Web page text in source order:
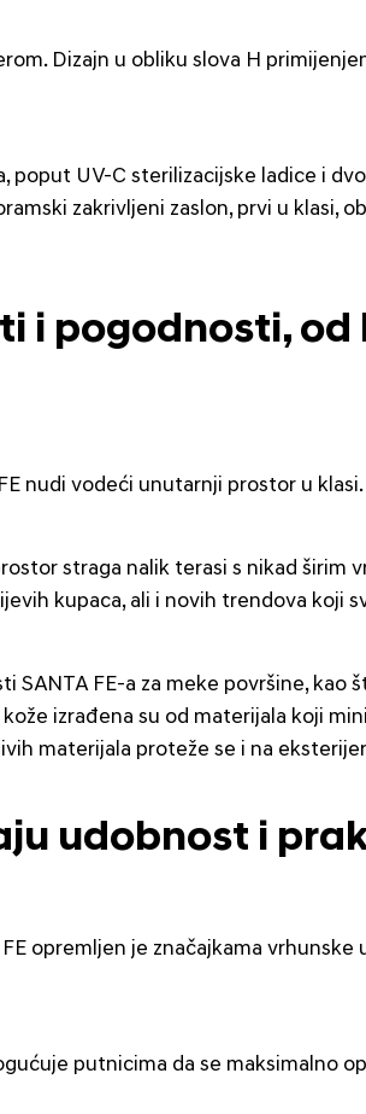
Dizajn u obliku slova H
poput UV-C sterilizacijske ladice i
zakrivljeni zaslon, prvi u klasi,
i pogodnosti, od
nudi vodeći unutarnji prostor u klasi.
straga nalik terasi s nikad
kupaca, ali i novih trendova koji
FE-a za meke površine, kao
izrađena su od materijala koji
materijala proteže se i na
udobnost i
opremljen je značajkama
putnicima da se maksimalno